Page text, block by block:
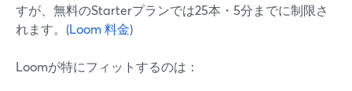
すが、無料のStarterプランでは25本・5分までに制限さ
れます。(Loom 料金)
Loomが特にフィットするのは：